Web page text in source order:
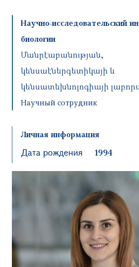
Научно-исследовательский
биологии
Մանրէաբանության,
կենսաէներգետիկայի և
կենսատեխնոլոգիայի
Научный сотрудник
Личная информация
Дата рождения 1994